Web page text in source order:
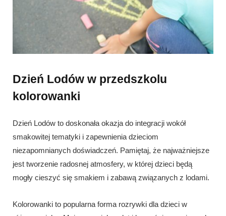
Dzień Lodów w przedszkolu
kolorowanki
Dzień Lodów to doskonała okazja do integracji wokół
smakowitej tematyki i zapewnienia dzieciom
niezapomnianych doświadczeń. Pamiętaj, że najważniejsze
jest tworzenie radosnej atmosfery, w której dzieci będą
mogły cieszyć się smakiem i zabawą związanych z lodami.
Kolorowanki to popularna forma rozrywki dla dzieci w